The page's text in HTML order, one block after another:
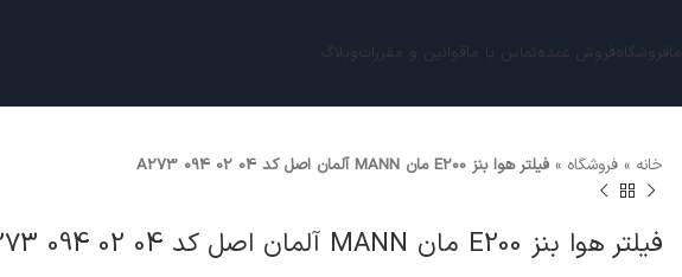
فروشگاهفروش عمدهتماس با ماقوانین و مقرراتوبلاگ
خانه »فروشگاه »فیلتر هوا بنز E200 مان MANN آلمان اصل کد A273 094 02 04
فیلتر هوا بنز E200 مان MANN آلمان اصل کد A273 094 02 04